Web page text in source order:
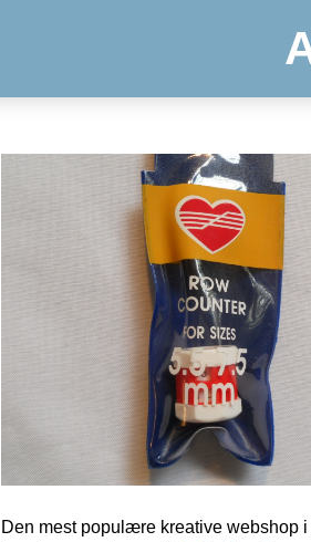
Den mest populære kreative webshop